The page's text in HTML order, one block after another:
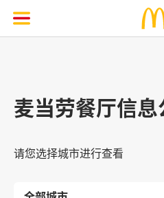
麦当劳餐厅信息
请您选择城市进行查看